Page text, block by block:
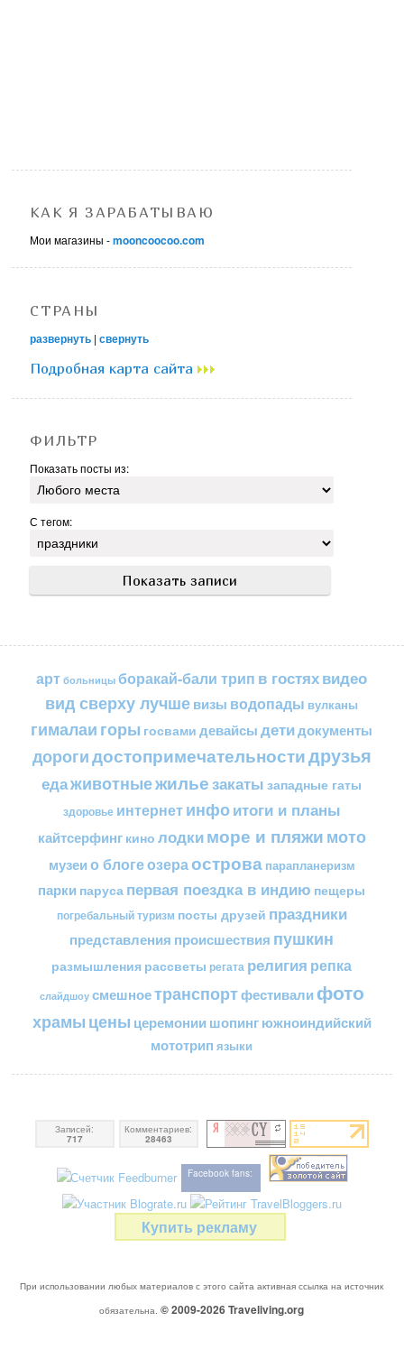
КАК Я ЗАРАБАТЫВАЮ
Мои магазины -mooncoocoo.com
СТРАНЫ
развернуть |свернуть
Подробная карта сайта
ФИЛЬТР
Показать посты из:
С тегом:
арт больницы боракай-бали трип в гостяхвидео
вид сверху лучшевизы водопады вулканы
гималаи горы госвами девайсы детидокументы
дорогидостопримечательностидрузья
едаживотныежильезакаты западные гаты
здоровье интернетинфоитоги и планы
кайтсерфинг кино лодкиморе и пляжимото
музеи о блогеозераострова парапланеризм
парки паруса первая поездка в индию пещеры
погребальный туризм посты друзей праздники
представления происшествия пушкин
размышления рассветы регата религия репка
слайдшоу смешноетранспортфестивали фото
храмы цены церемонии шопингюжноиндийский
мототрип языки
Записей:
717
Комментариев:
28463
Facebook fans:
Купить рекламу
При использовании любых материалов с этого сайта активная ссылка на источник
обязательна. © 2009-2026Traveliving.org